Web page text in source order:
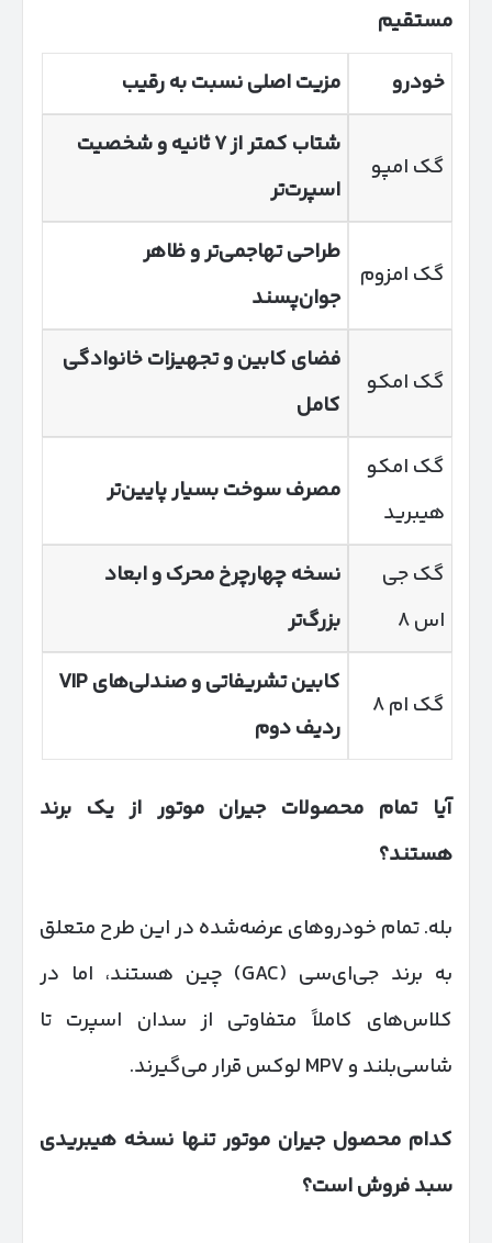
مستقیم
خودرو
مزیت اصلی نسبت به رقیب
گک امپو
شتاب کمتر از۷ثانیه و شخصیت
اسپرت‌تر
گک امزوم
طراحی تهاجمی‌تر و ظاهر
جوان‌پسند
گک امکو
فضای کابین و تجهیزات خانوادگی
کامل
گک امکو
هیبرید
مصرف سوخت بسیار پایین‌تر
گک جی
اس ۸
نسخه چهارچرخ محرک و ابعاد
بزرگ‌تر
گک ام ۸
کابین تشریفاتی و صندلی‌هایVIP
ردیف دوم
آیا تمام محصولات جیران موتور از یک برند
هستند؟
بله. تمام خودروهای عرضه‌شده در این طرح متعلق
به برند جی‌ای‌سی (GAC) چین هستند، اما در
کلاس‌های کاملاً متفاوتی از سدان اسپرت تا
شاسی‌بلند و MPV لوکس قرار می‌گیرند.
کدام محصول جیران موتور تنها نسخه هیبریدی
سبد فروش است؟